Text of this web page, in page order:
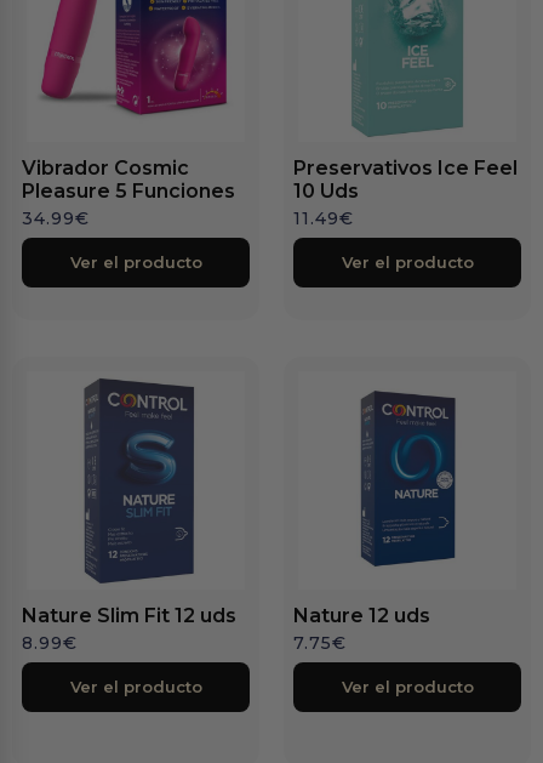
Vibrador Cosmic
Pleasure 5 Funciones
34.99€
Ver el producto
Preservativos Ice Feel
10 Uds
11.49€
Ver el producto
Nature Slim Fit 12 uds
8.99€
Ver el producto
Nature 12 uds
7.75€
Ver el producto